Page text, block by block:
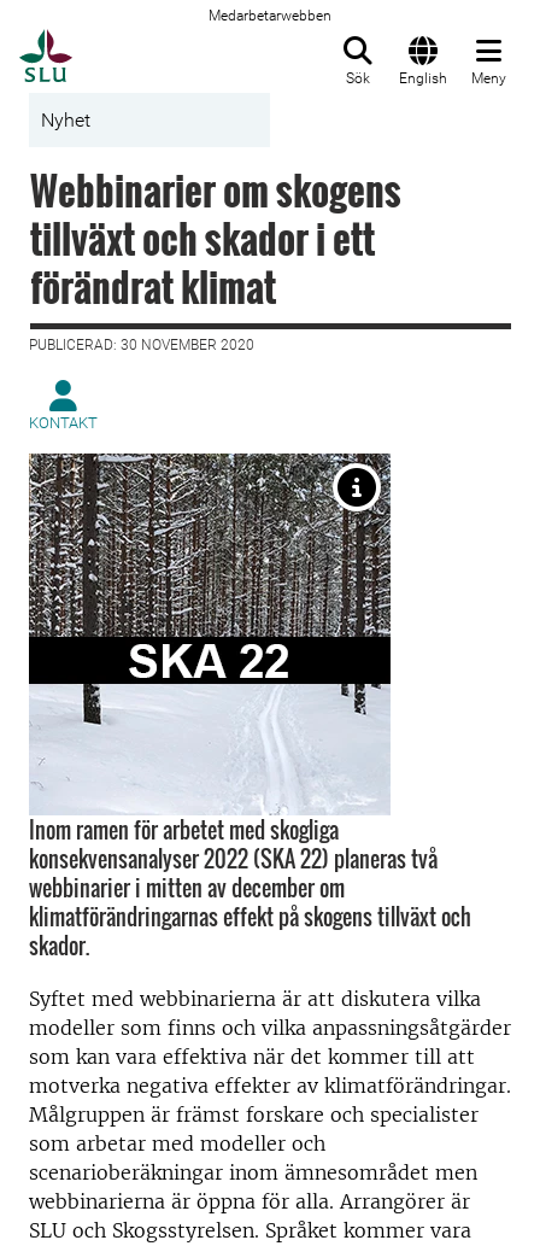
Medarbetarwebben
Sök English Meny
Nyhet
Webbinarier om skogens
tillväxt och skador i ett
förändrat klimat
PUBLICERAD: 30 NOVEMBER 2020
KONTAKT
Inom ramen för arbetet med skogliga
konsekvensanalyser 2022 (SKA 22) planeras två
webbinarier i mitten av december om
klimatförändringarnas effekt på skogens tillväxt och
skador.
Syftet med webbinarierna är att diskutera vilka
modeller som finns och vilka anpassningsåtgärder
som kan vara effektiva när det kommer till att
motverka negativa effekter av klimatförändringar.
Målgruppen är främst forskare och specialister
som arbetar med modeller och
scenarioberäkningar inom ämnesområdet men
webbinarierna är öppna för alla. Arrangörer är
SLU och Skogsstyrelsen. Språket kommer vara